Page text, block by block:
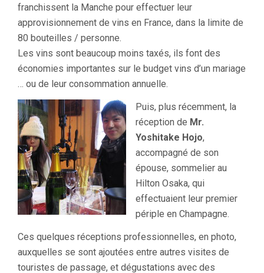
franchissent la Manche pour effectuer leur
approvisionnement de vins en France, dans la limite de
80 bouteilles / personne.
Les vins sont beaucoup moins taxés, ils font des
économies importantes sur le budget vins d’un mariage
… ou de leur consommation annuelle.
Puis, plus récemment, la
réception de Mr.
Yoshitake Hojo,
accompagné de son
épouse, sommelier au
Hilton Osaka, qui
effectuaient leur premier
périple en Champagne.
Ces quelques réceptions professionnelles, en photo,
auxquelles se sont ajoutées entre autres visites de
touristes de passage, et dégustations avec des